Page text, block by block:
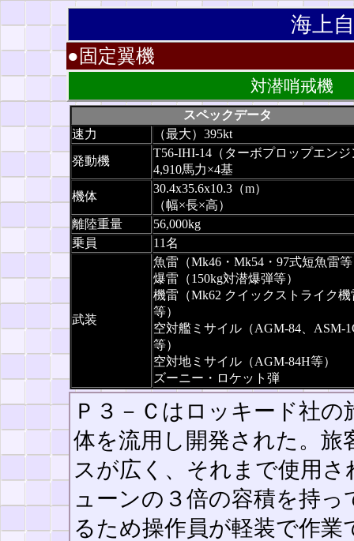
海上
●固定翼機
対潜哨戒機
スペックデータ
速力
（最大）395kt
発動機
T56-IHI-14（ターボプロップエンジ
4,910馬力×4基
機体
30.4x35.6x10.3（m）
（幅×長×高）
離陸重量
56,000kg
乗員
11名
武装
魚雷（Mk46・Mk54・97式短魚雷
爆雷（150kg対潜爆弾等）
機雷（Mk62 クイックストライク機
等）
空対艦ミサイル（AGM-84、ASM-
等）
空対地ミサイル（AGM-84H等）
ズーニー・ロケット弾
Ｐ３－Ｃはロッキード社
体を流用し開発された。
スが広く、それまで使用
ューンの３倍の容積を持
るため操作員が軽装で作